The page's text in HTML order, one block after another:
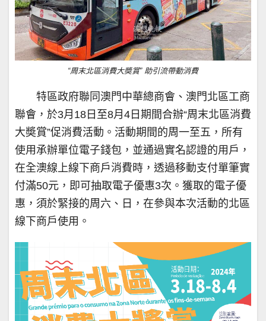
“周末北區消費大奬賞” 助引流帶動消費
特區政府聯同澳門中華總商會、澳門北區工商
聯會，於3月18日至8月4日期間合辦“周末北區消費
大奬賞”促消費活動。活動期間的周一至五，所有
使用承辦單位電子錢包，並通過實名認證的用戶，
在全澳線上線下商戶消費時，透過移動支付單筆實
付滿50元，即可抽取電子優惠3次。獲取的電子優
惠，須於緊接的周六、日，在參與本次活動的北區
線下商戶使用。